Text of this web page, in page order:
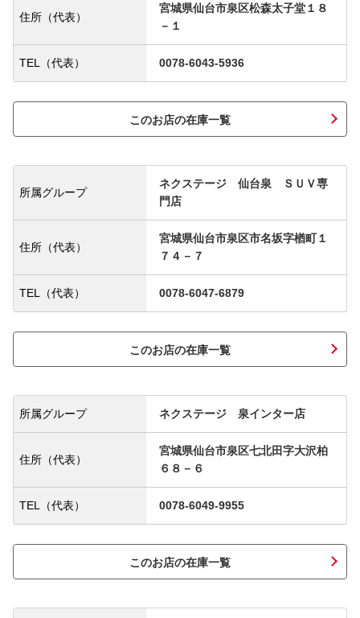
住所（代表）
宮城県仙台市泉区松森太子堂１８
－１
TEL（代表） 0078-6043-5936
このお店の在庫一覧
所属グループ
ネクステージ 仙台泉 ＳＵＶ専
門店
住所（代表）
宮城県仙台市泉区市名坂字楢町１
７４－７
TEL（代表） 0078-6047-6879
このお店の在庫一覧
所属グループ ネクステージ 泉インター店
住所（代表）
宮城県仙台市泉区七北田字大沢柏
６８－６
TEL（代表） 0078-6049-9955
このお店の在庫一覧